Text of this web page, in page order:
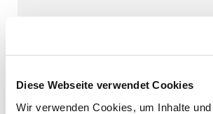
Diese Webseite verwendet Cookies
Wir verwenden Cookies, um Inhalte
Wigbertsaal,